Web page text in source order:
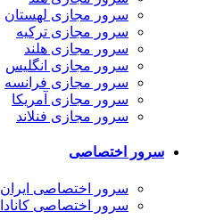
سرور مجازی لهستان
سرور مجازی ترکیه
سرور مجازی هلند
سرور مجازی انگلیس
سرور مجازی فرانسه
سرور مجازی آمریکا
سرور مجازی فنلاند
سرور اختصاصی
سرور اختصاصی ایران
سرور اختصاصی کانادا